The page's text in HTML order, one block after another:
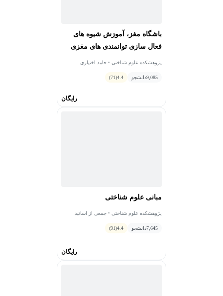
باشگاه مغز، آموزش شیوه های
فعال سازی توانمندی های مغزی
پژوهشکده علوم شناختی • حامد اختیاری
9,085دانشجو 4.4
(71)
رایگان
مبانی علوم شناختی
پژوهشکده علوم شناختی • جمعی از اساتید
7,645دانشجو 4.4
(91)
رایگان